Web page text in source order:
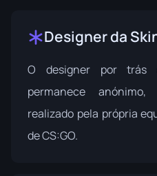
Designer da
O designer por trás
permanece
realizado pela própria
de CS:GO.